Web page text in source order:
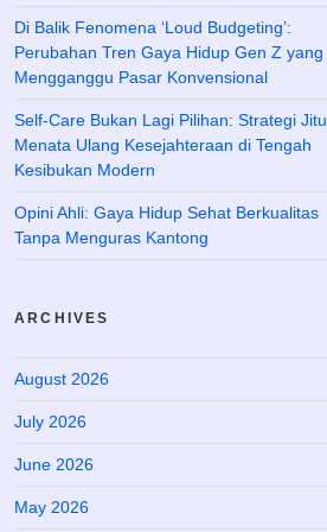
Di Balik Fenomena ‘Loud Budgeting’:
Perubahan Tren Gaya Hidup Gen Z yang
Mengganggu Pasar Konvensional
Self-Care Bukan Lagi Pilihan: Strategi Jitu
Menata Ulang Kesejahteraan di Tengah
Kesibukan Modern
Opini Ahli: Gaya Hidup Sehat Berkualitas
Tanpa Menguras Kantong
ARCHIVES
August 2026
July 2026
June 2026
May 2026